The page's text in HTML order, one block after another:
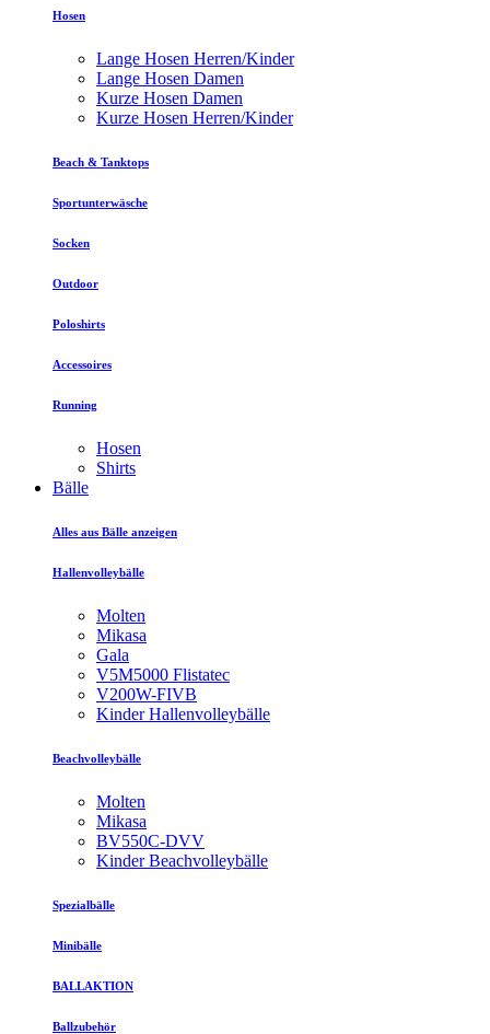
Hosen
Lange Hosen Herren/Kinder
Lange Hosen Damen
Kurze Hosen Damen
Kurze Hosen Herren/Kinder
Beach & Tanktops
Sportunterwäsche
Socken
Outdoor
Poloshirts
Accessoires
Running
Hosen
Shirts
Bälle
Alles aus Bälle anzeigen
Hallenvolleybälle
Molten
Mikasa
Gala
V5M5000 Flistatec
V200W-FIVB
Kinder Hallenvolleybälle
Beachvolleybälle
Molten
Mikasa
BV550C-DVV
Kinder Beachvolleybälle
Spezialbälle
Minibälle
BALLAKTION
Ballzubehör